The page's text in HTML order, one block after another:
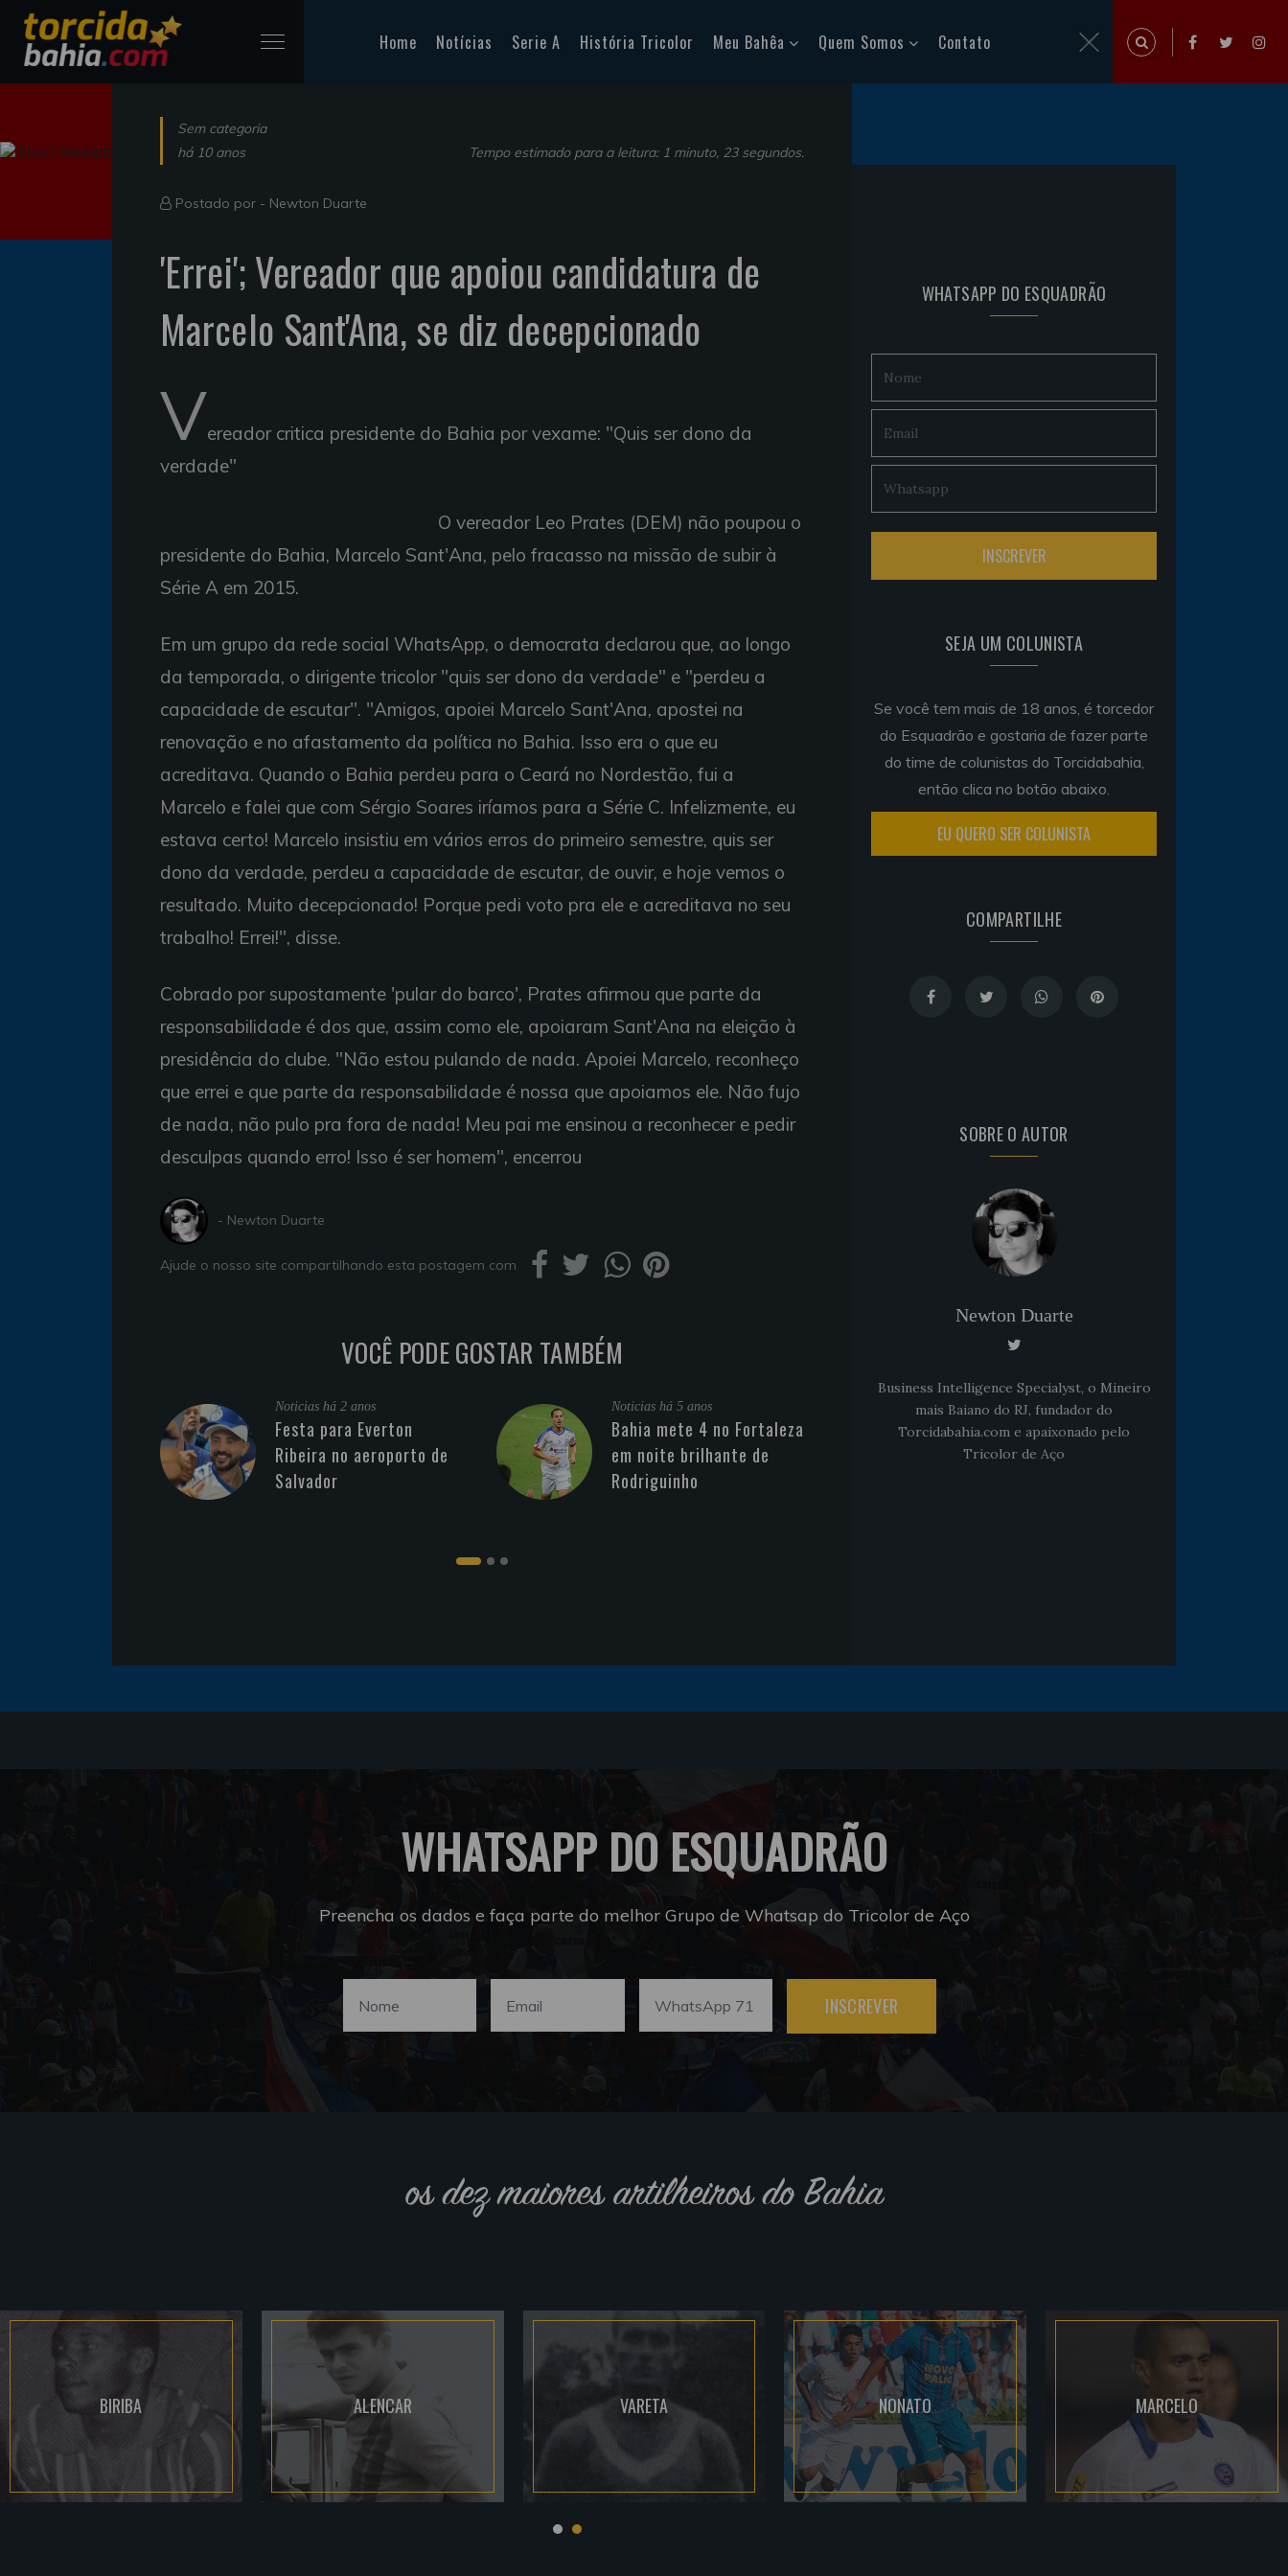
Home Notícias Serie A História Tricolor Meu Bahêa Quem Somos Contato
Sem categoria
há 10 anos
Tempo estimado para a leitura: 1 minuto, 23 segundos.
Postado por - Newton Duarte
'Errei'; Vereador que apoiou candidatura de
Marcelo Sant'Ana, se diz decepcionado
Vereador critica presidente do Bahia por vexame: "Quis ser dono da
verdade"
O vereador Leo Prates (DEM) não poupou o
presidente do Bahia, Marcelo Sant'Ana, pelo fracasso na missão de subir à
Série A em 2015.
Em um grupo da rede social WhatsApp, o democrata declarou que, ao longo
da temporada, o dirigente tricolor "quis ser dono da verdade" e "perdeu a
capacidade de escutar". "Amigos, apoiei Marcelo Sant'Ana, apostei na
renovação e no afastamento da política no Bahia. Isso era o que eu
acreditava. Quando o Bahia perdeu para o Ceará no Nordestão, fui a
Marcelo e falei que com Sérgio Soares iríamos para a Série C. Infelizmente, eu
estava certo! Marcelo insistiu em vários erros do primeiro semestre, quis ser
dono da verdade, perdeu a capacidade de escutar, de ouvir, e hoje vemos o
resultado. Muito decepcionado! Porque pedi voto pra ele e acreditava no seu
trabalho! Errei!", disse.
Cobrado por supostamente 'pular do barco', Prates afirmou que parte da
responsabilidade é dos que, assim como ele, apoiaram Sant'Ana na eleição à
presidência do clube. "Não estou pulando de nada. Apoiei Marcelo, reconheço
que errei e que parte da responsabilidade é nossa que apoiamos ele. Não fujo
de nada, não pulo pra fora de nada! Meu pai me ensinou a reconhecer e pedir
desculpas quando erro! Isso é ser homem", encerrou
- Newton Duarte
Ajude o nosso site compartilhando esta postagem com
VOCÊ PODE GOSTAR TAMBÉM
Noticias há 2 anos
Festa para Everton
Ribeira no aeroporto de
Salvador
Noticias há 5 anos
Bahia mete 4 no Fortaleza
em noite brilhante de
Rodriguinho
Noticiashá 5 anos
Goleiro Douglas Friedrich
fica em observação após
WHATSAPP DO ESQUADRÃO
SEJA UM COLUNISTA
Se você tem mais de 18 anos, é torcedor
do Esquadrão e gostaria de fazer parte
do time de colunistas do Torcidabahia,
então clica no botão abaixo.
EU QUERO SER COLUNISTA
COMPARTILHE
SOBRE O AUTOR
Newton Duarte
Business Intelligence Specialyst, o Mineiro
mais Baiano do RJ, fundador do
Torcidabahia.com e apaixonado pelo
Tricolor de Aço
WHATSAPP DO ESQUADRÃO
Preencha os dados e faça parte do melhor Grupo de Whatsap do Tricolor de Aço
INSCREVER
os dez maiores artilheiros do Bahia
BIRIBA ALENCAR VARETA NONATO MARCELO